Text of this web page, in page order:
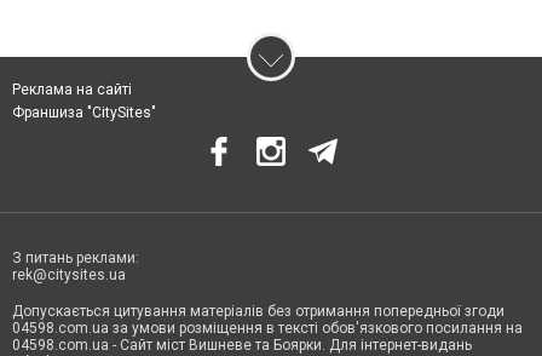
Реклама на сайті
Франшиза "CitySites"
З питань реклами:
rek@citysites.ua
Допускається цитування матеріалів без отримання попередньої згоди
04598.com.ua за умови розміщення в тексті обов'язкового посилання на
04598.com.ua - Сайт міст Вишневе та Боярки. Для інтернет-видань